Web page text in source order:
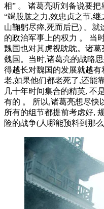
相” 。 诸葛亮听刘备说要
“竭股肱之力,效忠贞之节,
山鞠躬尽瘁,死而后已) 。就
的政治军事上的权力 。 当
魏国也对其虎视眈眈。诸
魏国。当时,诸葛亮的战略
得越长对魏国的发展就越
老,如果他们都老死了,还能
几十年时间集合的精英, 不
有的 。 所以,诸葛亮想尽快
所有的组节都提前考虑好,
险的战争(人哪能预料到那